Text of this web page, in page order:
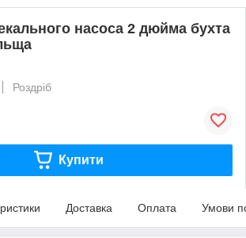
насоса 2 дюйма бухта
Роздріб
Купити
Доставка Оплата Умови